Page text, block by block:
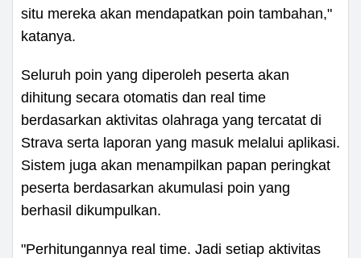
situ mereka akan mendapatkan poin tambahan,"
katanya.
Seluruh poin yang diperoleh peserta akan
dihitung secara otomatis dan real time
berdasarkan aktivitas olahraga yang tercatat di
Strava serta laporan yang masuk melalui aplikasi.
Sistem juga akan menampilkan papan peringkat
peserta berdasarkan akumulasi poin yang
berhasil dikumpulkan.
"Perhitungannya real time. Jadi setiap aktivitas